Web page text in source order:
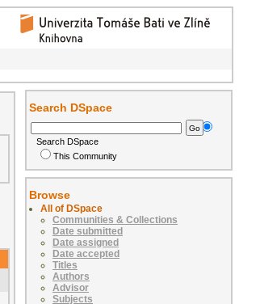
Search DSpace
Search DSpace
This Community
Browse
All of DSpace
Communities & Collections
Date submitted
Date assigned
Date accepted
Titles
Authors
Advisor
Subjects